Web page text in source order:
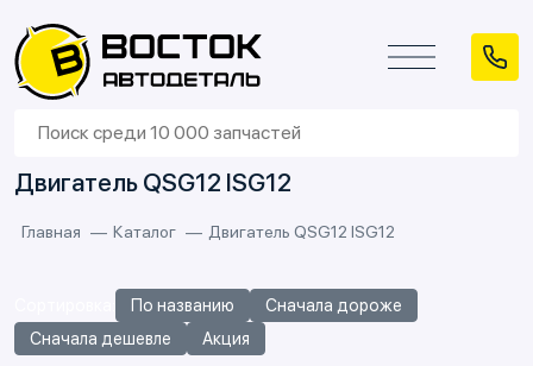
Двигатель QSG12 ISG12
Главная Каталог Двигатель QSG12 ISG12
По названию
Сначала дороже
Сначала дешевле
Акция